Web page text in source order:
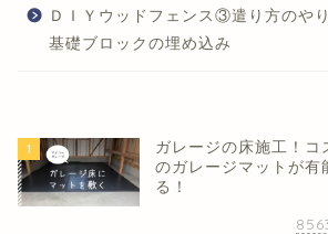
ＤＩＹウッドフェンス③遣り方のや
基礎ブロックの埋め込み
1
ガレージの床施工！コ
のガレージマットが有
る！